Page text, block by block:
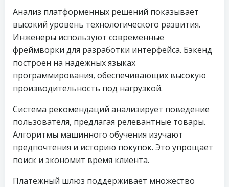
Анализ платформенных решений показывает
высокий уровень технологического развития.
Инженеры используют современные
фреймворки для разработки интерфейса. Бэкенд
построен на надежных языках
программирования, обеспечивающих высокую
производительность под нагрузкой.
Система рекомендаций анализирует поведение
пользователя, предлагая релевантные товары.
Алгоритмы машинного обучения изучают
предпочтения и историю покупок. Это упрощает
поиск и экономит время клиента.
Платежный шлюз поддерживает множество